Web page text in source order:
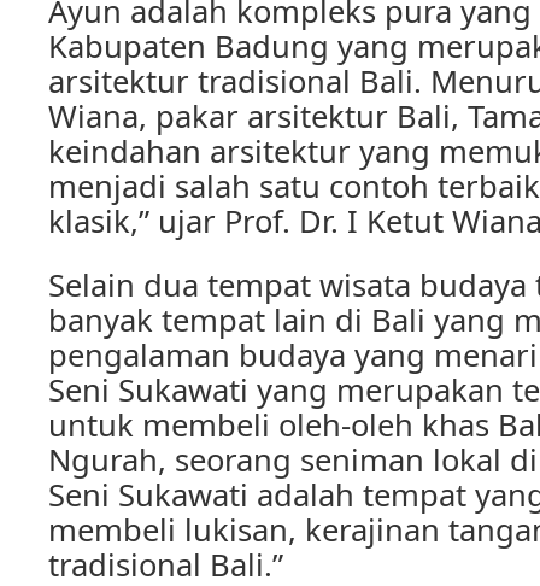
Ayun adalah kompleks pura
Kabupaten Badung yang
arsitektur tradisional Bali.
Wiana, pakar arsitektur Bali,
keindahan arsitektur yang
menjadi salah satu contoh
klasik,” ujar Prof. Dr. I Ketut
Selain dua tempat wisata
banyak tempat lain di Bali yang
pengalaman budaya yang
Seni Sukawati yang merupakan
untuk membeli oleh-oleh khas
Ngurah, seorang seniman lokal di
Seni Sukawati adalah tempat
membeli lukisan, kerajinan
tradisional Bali.”